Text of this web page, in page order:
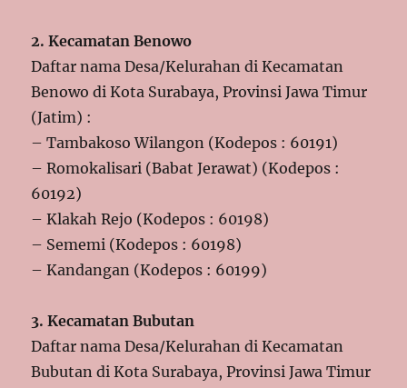
2. Kecamatan Benowo
Daftar nama Desa/Kelurahan di Kecamatan
Benowo di Kota Surabaya, Provinsi Jawa Timur
(Jatim) :
– Tambakoso Wilangon (Kodepos : 60191)
– Romokalisari (Babat Jerawat) (Kodepos :
60192)
– Klakah Rejo (Kodepos : 60198)
– Sememi (Kodepos : 60198)
– Kandangan (Kodepos : 60199)
3. Kecamatan Bubutan
Daftar nama Desa/Kelurahan di Kecamatan
Bubutan di Kota Surabaya, Provinsi Jawa Timur